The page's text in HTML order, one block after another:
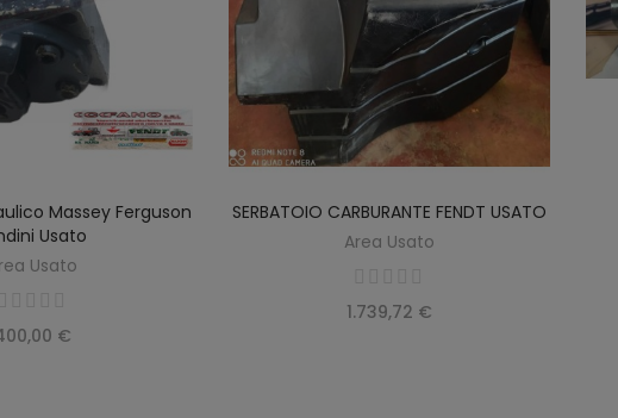
Massey Ferguson
Usato
Usato
€
SCOPRIRE
SERBATOIO CARBURANTE FENDT USATO
Area Usato
1.739,72 €